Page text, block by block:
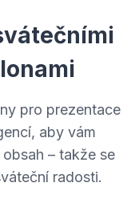
pro prezentace
aby vám
– takže se
radosti.